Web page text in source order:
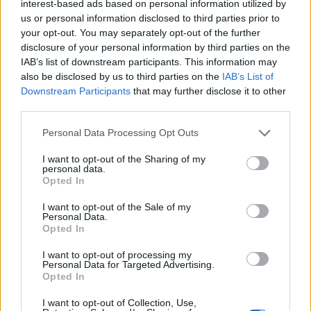
interest-based ads based on personal information utilized by
us or personal information disclosed to third parties prior to
your opt-out. You may separately opt-out of the further
disclosure of your personal information by third parties on the
IAB’s list of downstream participants. This information may
also be disclosed by us to third parties on the IAB’s List of
Downstream Participants that may further disclose it to other
Personal Data Processing Opt Outs
I want to opt-out of the Sharing of my
personal data.
Opted In
I want to opt-out of the Sale of my
Personal Data.
Opted In
I want to opt-out of processing my
Personal Data for Targeted Advertising.
Opted In
I want to opt-out of Collection, Use,
wizytę u ginekologa, gdzie robione było również
USG i wszystkie badania były ok.
gość
Tabletka dzień po
Dzień dobry jaka jest szansa zajścia w ciążę trzy
dni przed owulacja? Czy w takim wypadku
zadziała tabletka dzień po? Partner nie ma
pewności czy z prezerwatywy coś się nie
pacjentki
gość
Macica
Witam od miesiąca wystaje mi coś z pochwy
myślę że to macica nie mogę utrzymać moczu
czy będzie konieczny zabieg